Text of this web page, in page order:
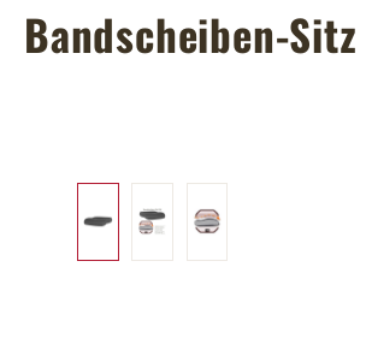
Bandscheiben-